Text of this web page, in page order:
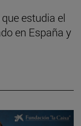
estudia el
en España y